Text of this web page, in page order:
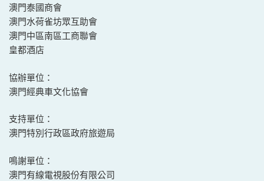
澳門泰國商會
澳門水荷雀坊眾互助會
澳門中區南區工商聯會
皇都酒店
協辦單位：
澳門經典車文化協會
支持單位：
澳門特別行政區政府旅遊局
鳴謝單位：
澳門有線電視股份有限公司